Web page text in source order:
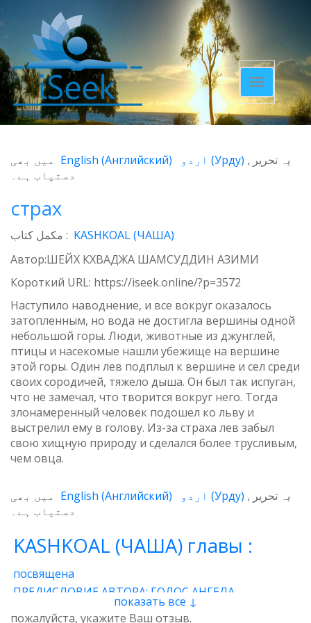
Toggle
navigation
یہ تحریر (Урду)
English (Английский)
میں بھی
دستیاب ہے۔
страх
مکمل کتاب : KASHKOAL (ЧАША)
Автор:ШЕЙХ КХВАДЖА ШАМСУДДИН АЗИМИ
Короткий URL: https://iseek.online/?p=3572
Наступило наводнение, и все вокруг оказалось
затопленным, но вода не достигла вершины одной
небольшой горы. Люди, животные из джунглей,
птицы и насекомые нашли убежище на вершине
этой горы. Один лев подплыл к вершине и сел среди
своих сородичей, тяжело дыша. Он был так испуган,
что не замечал, что творится вокруг него. Тогда
злонамеренный человек подошел ко льву и
выстрелил ему в голову. Из-за страха лев забыл
свою хищную природу и сделался более трусливым,
чем овца.
یہ تحریر (Урду)
English (Английский)
میں بھی
دستیاب ہے۔
KASHKOAL (ЧАША) главы :
посвящена
ПРЕДИСЛОВИЕ АВТОРА: ГОЛОС АНГЕЛА
1 - Энергия
2 - Атом 3 - Восток и Запад
показать все ↓
пожалуйста, укажите Ваш отзыв.